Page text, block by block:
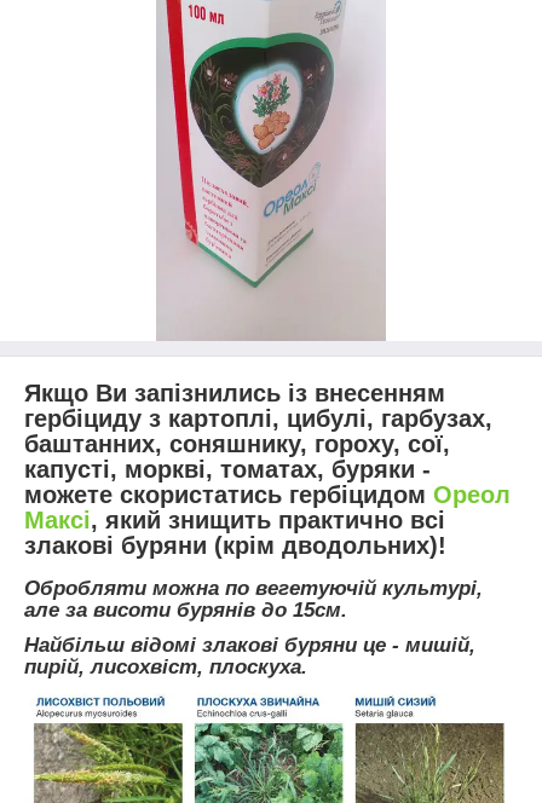
Якщо Ви запізнились із внесенням
гербіциду з картоплі, цибулі, гарбузах,
баштанних, соняшнику, гороху, сої,
капусті, моркві, томатах, буряки -
можете скористатись гербіцидом Ореол
Максі, який знищить практично всі
злакові буряни (крім дводольних)!
Обробляти можна по вегетуючій культурі,
але за висоти бурянів до 15см.
Найбільш відомі злакові буряни це - мишій,
пирій, лисохвіст, плоскуха.